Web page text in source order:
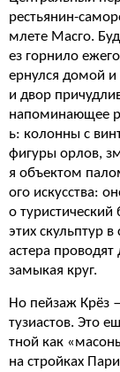
рестьянин-
млете Масго.
ез горнило
ернулся домой и
и двор
напоминающее
ь: колонны с
фигуры орлов,
я объектом
ого искусства:
о
этих скульптур
астера
замыкая круг.
Но пейзаж Крёз
тузиастов. Это
тной как
на стройках